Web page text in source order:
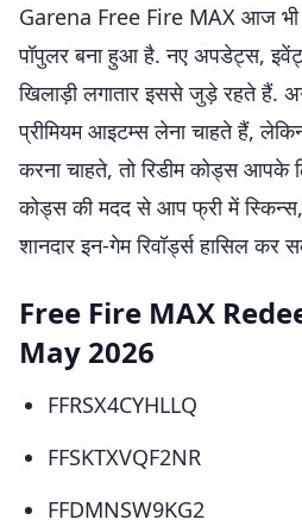
Garena Free Fire MAX आज भी
पॉपुलर बना हुआ है. नए अपडेट्स,
खिलाड़ी लगातार इससे जुड़े रहते हैं.
प्रीमियम आइटम्स लेना चाहते हैं,
करना चाहते, तो रिडीम कोड्स आपके
कोड्स की मदद से आप फ्री में
शानदार इन-गेम रिवॉर्ड्स हासिल कर
Free Fire MAX
May 2026
​FFRSX4CYHLLQ
​FFSKTXVQF2NR
​FFDMNSW9KG2